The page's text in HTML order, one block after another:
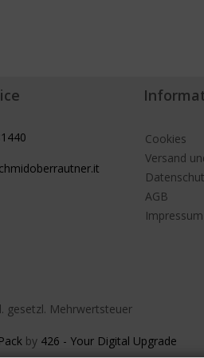
Cookies
Versand
AGB
Impressum
gesetzl. Mehrwertsteuer
by 426 - Your Digital Upgrade